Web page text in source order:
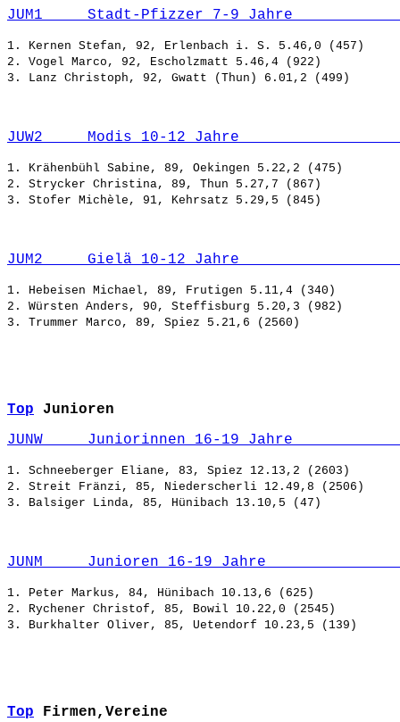
JUM1     Stadt-Pfizzer 7-9 Jahre
1. Kernen Stefan, 92, Erlenbach i. S. 5.46,0 (457)
2. Vogel Marco, 92, Escholzmatt 5.46,4 (922)
JUW2     Modis 10-12 Jahre
1. Krähenbühl Sabine, 89, Oekingen 5.22,2 (475)
2. Strycker Christina, 89, Thun 5.27,7 (867)
JUM2     Gielä 10-12 Jahre
1. Hebeisen Michael, 89, Frutigen 5.11,4 (340)
2. Würsten Anders, 90, Steffisburg 5.20,3 (982)
Top
Junioren
JUNW     Juniorinnen 16-19 Jahre
1. Schneeberger Eliane, 83, Spiez 12.13,2 (2603)
2. Streit Fränzi, 85, Niederscherli 12.49,8 (2506)
JUNM     Junioren 16-19 Jahre
1. Peter Markus, 84, Hünibach 10.13,6 (625)
2. Rychener Christof, 85, Bowil 10.22,0 (2545)
Top Firmen,Vereine